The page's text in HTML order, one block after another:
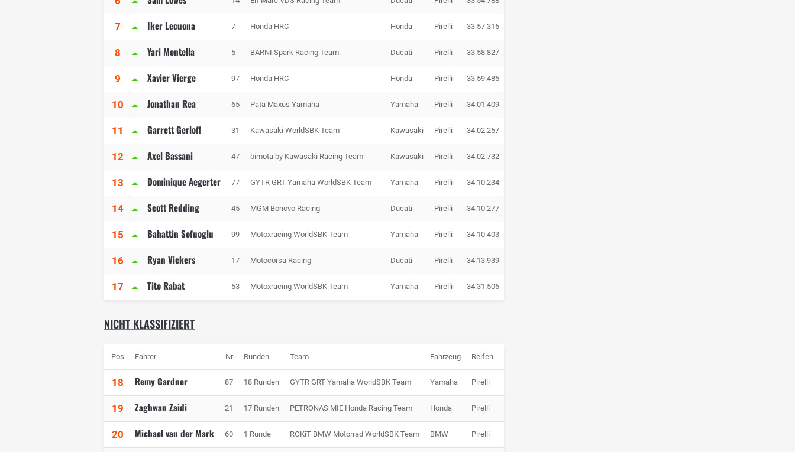
7 Iker Lecuona 7 Honda HRC Honda Pirelli 33:57.316
8 Yari Montella 5 BARNI Spark Racing Team Ducati Pirelli 33:58.827
9 Xavier Vierge 97 Honda HRC Honda Pirelli 33:59.485
10 Jonathan Rea 65 Pata Maxus Yamaha Yamaha Pirelli 34:01.409
11 Garrett Gerloff 31 Kawasaki WorldSBK Team Kawasaki Pirelli 34:02.257
12 Axel Bassani 47 bimota by Kawasaki Racing Team Kawasaki Pirelli 34:02.732
13 Dominique Aegerter 77 GYTR GRT Yamaha WorldSBK Team Yamaha Pirelli 34:10.234
14 Scott Redding 45 MGM Bonovo Racing Ducati Pirelli 34:10.277
15 Bahattin Sofuoglu 99 Motoxracing WorldSBK Team Yamaha Pirelli 34:10.403
16 Ryan Vickers 17 Motocorsa Racing Ducati Pirelli 34:13.939
17 Tito Rabat 53 Motoxracing WorldSBK Team Yamaha Pirelli 34:31.506
NICHT KLASSIFIZIERT
Pos Fahrer Nr Runden Team Fahrzeug Reifen
18 Remy Gardner 87 18 Runden GYTR GRT Yamaha WorldSBK Team Yamaha Pirelli
19 Zaghwan Zaidi 21 17 Runden PETRONAS MIE Honda Racing Team Honda Pirelli
20 Michael van der Mark 60 1 Runde ROKiT BMW Motorrad WorldSBK Team BMW Pirelli